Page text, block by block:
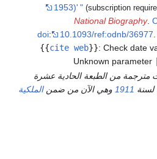
1953)' " (subscription
National Biography.
doi: 10.1093/ref:odnb/36977
{{cite web}}: Check date
Unknown parameter
مترجمة من الطبعة الحادية عشرة
لسنة 1911 وهي الآن من ضمنالملكية